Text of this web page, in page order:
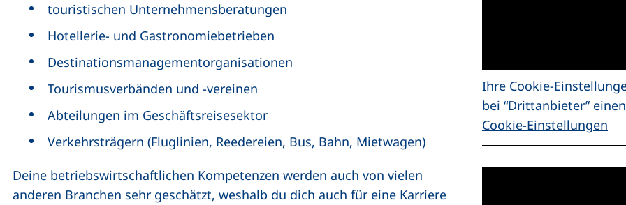
touristischen Unternehmensberatungen
Hotellerie- und Gastronomiebetrieben
Destinationsmanagementorganisationen
Tourismusverbänden und -vereinen
Abteilungen im Geschäftsreisesektor
Verkehrsträgern (Fluglinien, Reedereien, Bus, Bahn, Mietwagen)
Deine betriebswirtschaftlichen Kompetenzen werden auch von vielen
anderen Branchen sehr geschätzt, weshalb du dich auch für eine Karriere
Ihre Cookie-
bei “Drittanbieter”
Cookie-Einstellungen